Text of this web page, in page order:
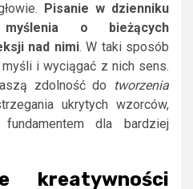
Pisanie w dzienniku
o bieżących
nad nimi. W taki sposób
i wyciągać z nich sens.
zdolność do
tworzenia
ukrytych wzorców,
dla bardziej
kreatywności